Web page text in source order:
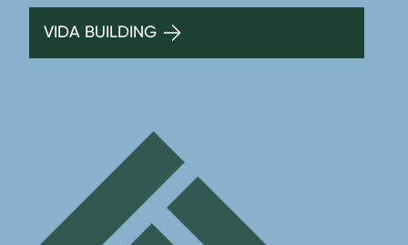
VIDA BUILDING